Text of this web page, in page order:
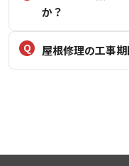
か？
屋根修理の工事